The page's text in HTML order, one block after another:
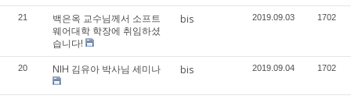
21
백은옥 교수님께서 소프트
웨어대학 학장에 취임하셨
습니다!
bis 2019.09.03 1702
20 NIH 김유아 박사님 세미나 bis 2019.09.04 1702